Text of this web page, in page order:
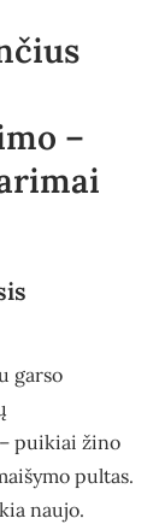
–
garso
puikiai žino
pultas.
naujo.